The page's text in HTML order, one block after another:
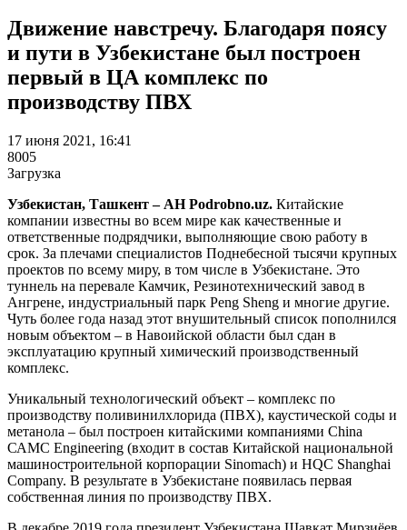
Движение навстречу. Благодаря поясу
и пути в Узбекистане был построен
первый в ЦА комплекс по
производству ПВХ
17 июня 2021, 16:41
8005
Загрузка
Узбекистан, Ташкент – АН Podrobno.uz. Китайские
компании известны во всем мире как качественные и
ответственные подрядчики, выполняющие свою работу в
срок. За плечами специалистов Поднебесной тысячи крупных
проектов по всему миру, в том числе в Узбекистане. Это
туннель на перевале Камчик, Резинотехнический завод в
Ангрене, индустриальный парк Peng Sheng и многие другие.
Чуть более года назад этот внушительный список пополнился
новым объектом – в Навоийской области был сдан в
эксплуатацию крупный химический производственный
комплекс.
Уникальный технологический объект – комплекс по
производству поливинилхлорида (ПВХ), каустической соды и
метанола – был построен китайскими компаниями China
САМС Engineering (входит в состав Китайской национальной
машиностроительной корпорации Sinomach) и HQC Shanghai
Company. В результате в Узбекистане появилась первая
собственная линия по производству ПВХ.